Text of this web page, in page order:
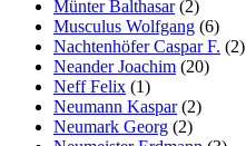
Münter Balthasar(2)
Musculus Wolfgang (6)
Nachtenhöfer Caspar F. (2)
Neander Joachim (20)
Neff Felix (1)
Neumann Kaspar(2)
Neumark Georg (2)